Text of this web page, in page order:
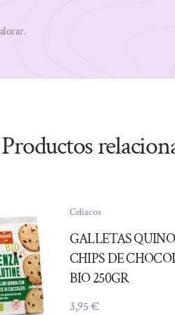
Productos
Celíacos
GALLETAS
CHIPS DE
BIO 250GR
3,95 €